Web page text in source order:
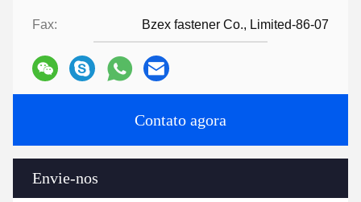
Fax: Bzex fastener Co., Limited-86-07
Contato agora
Envie-nos